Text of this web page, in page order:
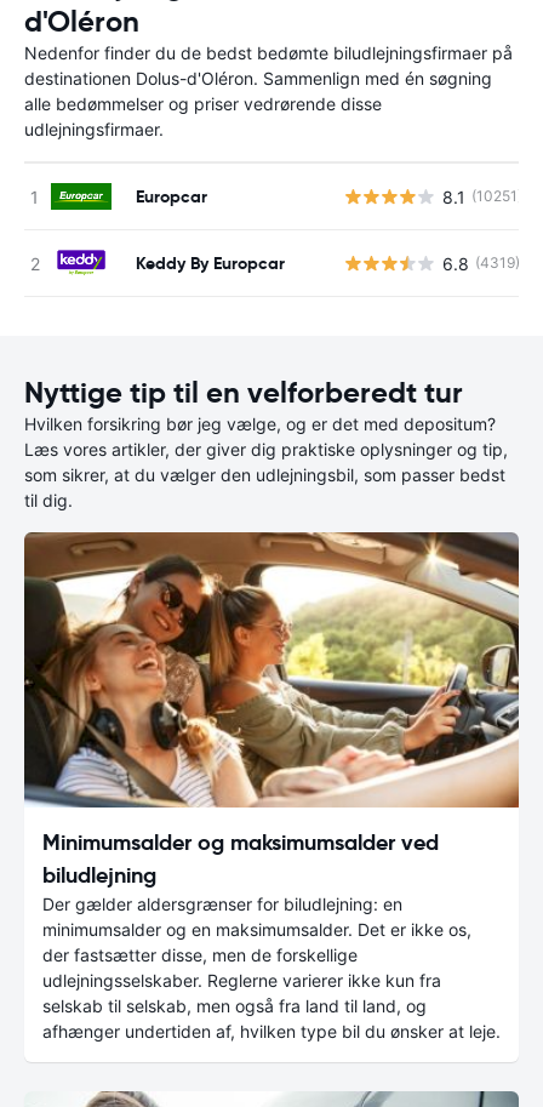
d'Oléron
Nedenfor finder du de bedst bedømte biludlejningsfirmaer på
destinationen Dolus-d'Oléron. Sammenlign med én søgning
alle bedømmelser og priser vedrørende disse
udlejningsfirmaer.
Europcar 8.1 (10251)
Keddy By Europcar 6.8 (4319)
Nyttige tip til en velforberedt tur
Hvilken forsikring bør jeg vælge, og er det med depositum?
Læs vores artikler, der giver dig praktiske oplysninger og tip,
som sikrer, at du vælger den udlejningsbil, som passer bedst
til dig.
Minimumsalder og maksimumsalder ved
biludlejning
Der gælder aldersgrænser for biludlejning: en
minimumsalder og en maksimumsalder. Det er ikke os,
der fastsætter disse, men de forskellige
udlejningsselskaber. Reglerne varierer ikke kun fra
selskab til selskab, men også fra land til land, og
afhænger undertiden af, hvilken type bil du ønsker at leje.